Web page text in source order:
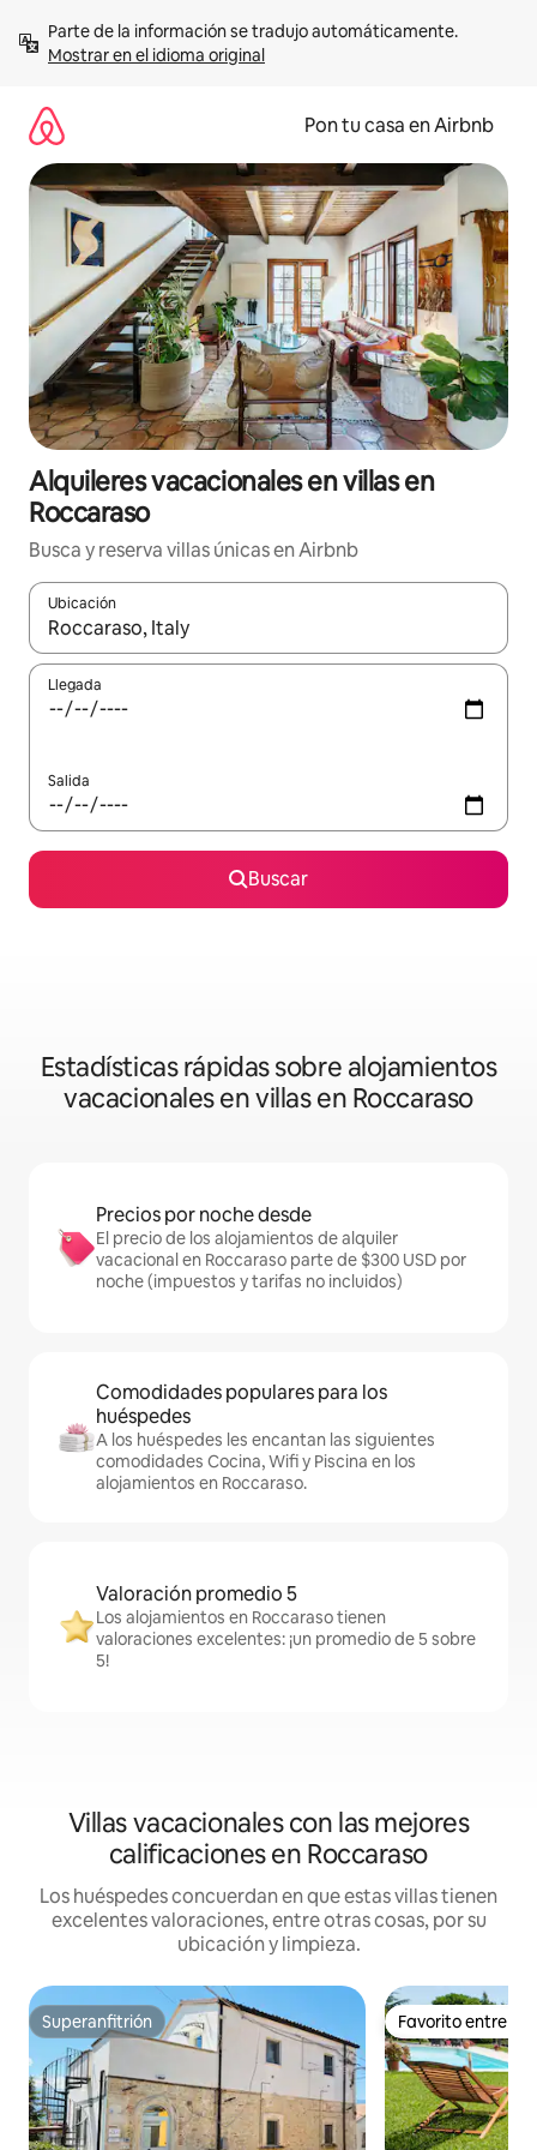
contenidoMostrar en el idioma original
Pon tu casa en Airbnb
Alquileres vacacionales en villas en
Roccaraso
Busca y reserva villas únicas en Airbnb
Ubicación
Cuando los resultados estén disponibles, navega con las
Llegada
Salida
Buscar
Estadísticas rápidas sobre alojamientos
vacacionales en villas en Roccaraso
Precios por noche desde
El precio de los alojamientos de alquiler
vacacional en Roccaraso parte de $300 USD por
noche (impuestos y tarifas no incluidos)
Comodidades populares para los
huéspedes
A los huéspedes les encantan las siguientes
comodidades Cocina, Wifi y Piscina en los
alojamientos en Roccaraso.
Valoración promedio 5
Los alojamientos en Roccaraso tienen
valoraciones excelentes: ¡un promedio de 5 sobre
5!
Villas vacacionales con las mejores
calificaciones en Roccaraso
Los huéspedes concuerdan en que estas villas tienen
excelentes valoraciones, entre otras cosas, por su
ubicación y limpieza.
Superanfitrión
Superanfitrión Favorito entre
Favorito entre